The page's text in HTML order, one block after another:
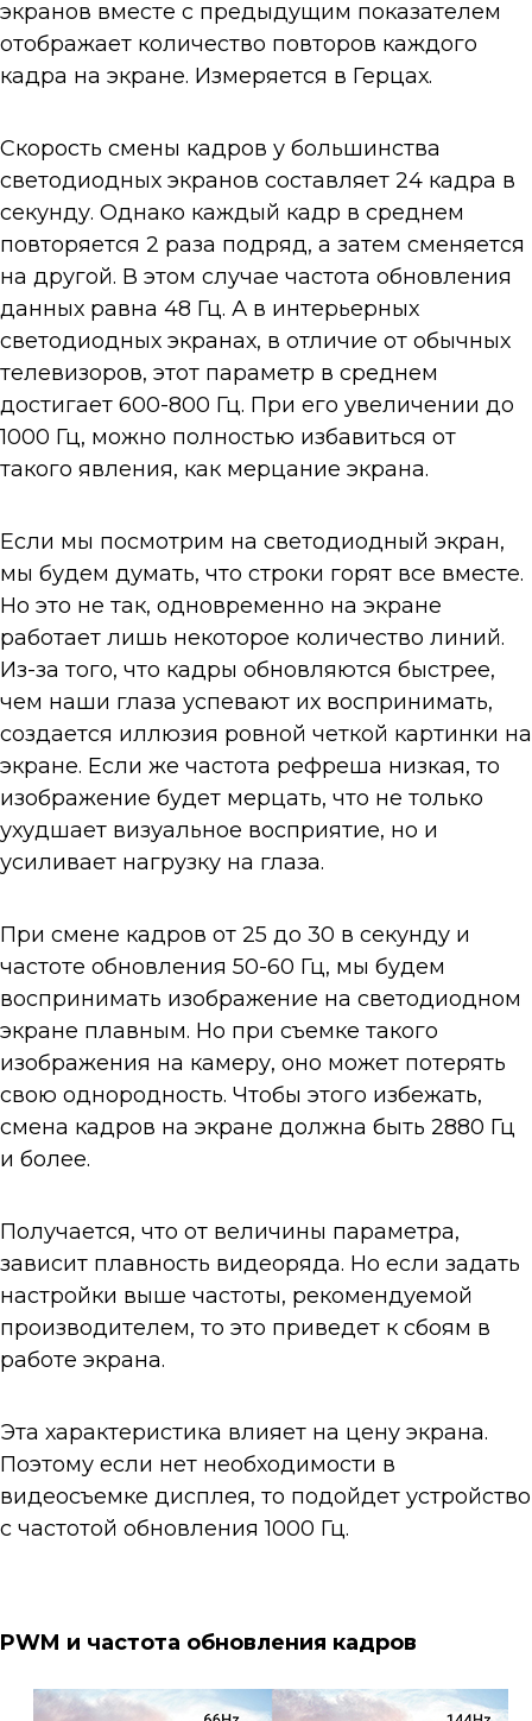
экранов вместе с предыдущим показателем
отображает количество повторов каждого
кадра на экране. Измеряется в Герцах.
Скорость смены кадров у большинства
светодиодных экранов составляет 24 кадра в
секунду. Однако каждый кадр в среднем
повторяется 2 раза подряд, а затем сменяется
на другой. В этом случае частота обновления
данных равна 48 Гц. А в интерьерных
светодиодных экранах, в отличие от обычных
телевизоров, этот параметр в среднем
достигает 600-800 Гц. При его увеличении до
1000 Гц, можно полностью избавиться от
такого явления, как мерцание экрана.
Если мы посмотрим на светодиодный экран,
мы будем думать, что строки горят все вместе.
Но это не так, одновременно на экране
работает лишь некоторое количество линий.
Из-за того, что кадры обновляются быстрее,
чем наши глаза успевают их воспринимать,
создается иллюзия ровной четкой картинки на
экране. Если же частота рефреша низкая, то
изображение будет мерцать, что не только
ухудшает визуальное восприятие, но и
усиливает нагрузку на глаза.
При смене кадров от 25 до 30 в секунду и
частоте обновления 50-60 Гц, мы будем
воспринимать изображение на светодиодном
экране плавным. Но при съемке такого
изображения на камеру, оно может потерять
свою однородность. Чтобы этого избежать,
смена кадров на экране должна быть 2880 Гц
и более.
Получается, что от величины параметра,
зависит плавность видеоряда. Но если задать
настройки выше частоты, рекомендуемой
производителем, то это приведет к сбоям в
работе экрана.
Эта характеристика влияет на цену экрана.
Поэтому если нет необходимости в
видеосъемке дисплея, то подойдет устройство
с частотой обновления 1000 Гц.
PWM и частота обновления кадров